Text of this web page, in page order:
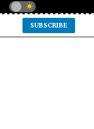
SUBSCRIBE